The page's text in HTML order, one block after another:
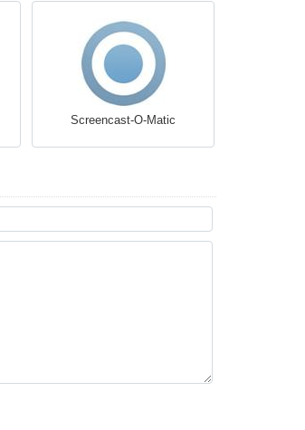
Screencast-O-Matic